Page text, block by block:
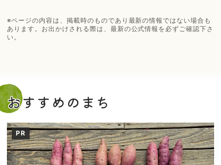
※ページの内容は、掲載時のものであり最新の情報ではない場合も
あります。お出かけされる際は、最新の公式情報を必ずご確認下さ
い。
おすすめのまち
PR